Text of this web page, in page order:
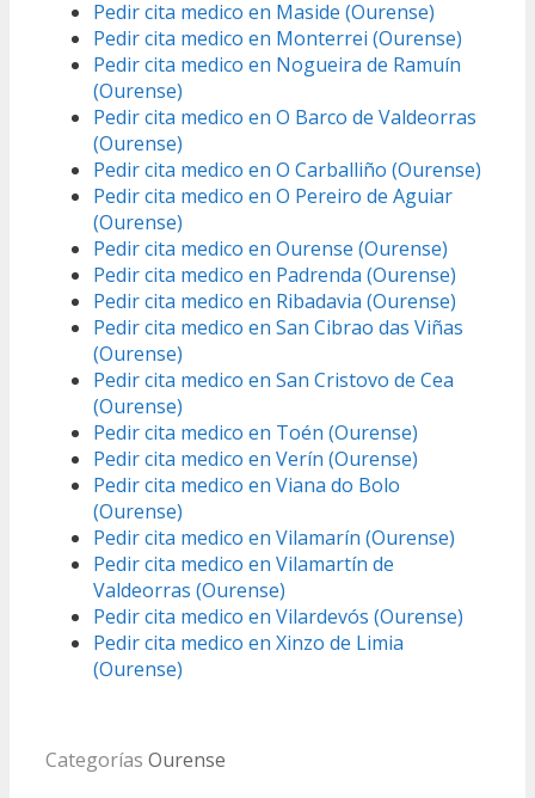
Pedir cita medico en Maside (Ourense)
Pedir cita medico en Monterrei (Ourense)
Pedir cita medico en Nogueira de Ramuín
(Ourense)
Pedir cita medico en O Barco de Valdeorras
(Ourense)
Pedir cita medico en O Carballiño (Ourense)
Pedir cita medico en O Pereiro de Aguiar
(Ourense)
Pedir cita medico en Ourense (Ourense)
Pedir cita medico en Padrenda (Ourense)
Pedir cita medico en Ribadavia (Ourense)
Pedir cita medico en San Cibrao das Viñas
(Ourense)
Pedir cita medico en San Cristovo de Cea
(Ourense)
Pedir cita medico en Toén (Ourense)
Pedir cita medico en Verín (Ourense)
Pedir cita medico en Viana do Bolo
(Ourense)
Pedir cita medico en Vilamarín (Ourense)
Pedir cita medico en Vilamartín de
Valdeorras (Ourense)
Pedir cita medico en Vilardevós (Ourense)
Pedir cita medico en Xinzo de Limia
(Ourense)
Categorías Ourense